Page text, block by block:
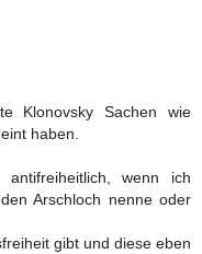
Klonovsky Sachen wie
haben.
wenn ich
Arschloch nenne oder
gibt und diese eben